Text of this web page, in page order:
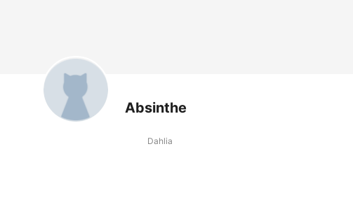
Absinthe
Dahlia